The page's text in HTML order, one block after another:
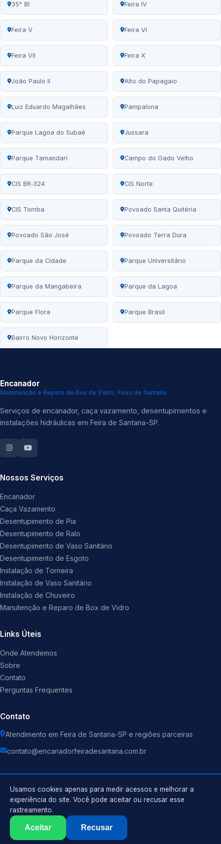
35° BI Feira IV
Feira V Feira VI
Feira VII Feira X
João Paulo II Alto do Papagaio
Luiz Eduardo Magalhães Pampalona
Parque Lagoa do Subaé Jussara
Parque Tamandari Campo do Gado Velho
CIS BR‑324 CIS Norte
CIS Tomba Povoado Santa Quitéria
Povoado São José Povoado Terra Dura
Parque da Cidade Parque Universitário
Parque da Mangabeira Parque da Lagoa
Parque Flora Parque Brasil
Bairro Novo Horizonte
Encanador
Manutenção e Reparo de Box de Vidro, Feira de Santana
Serviços de encanador, caça vazamento, desentupimentos e
instalações hidráulicas em Feira de Santana-SP.
Nossos Serviços
Encanador
Caça Vazamento
Desentupimento de Pia
Desentupimento de Ralo
Desentupimento de Vaso Sanitário
Desentupimento de Esgoto
Instalação de Torneira
Instalação de Vaso Sanitário
Instalação de Chuveiro
Manutenção e Reparo de Box de Vidro
Links Úteis
Onde Atendemos
Sobre
Contato
Perguntas Frequentes
Contato
Atendimento em Feira de Santana-SP e regiões parceiras
contato@encanadorfeiradesantana.com.br
2026 Encanador . Todos os direitos reservados.
Política de Privacidade
Termos de Uso
Usamos cookies apenas para medir acessos e melhorar a
experiência do site. Você pode aceitar ou recusar esse
rastreamento.
Aceitar Recusar